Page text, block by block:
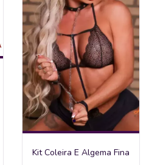
Kit Coleira E Algema Fina